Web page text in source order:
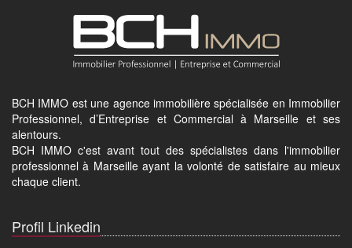
BCH IMMO est une agence immobilière spécialisée en Immobilier
Professionnel, d’Entreprise et Commercial à Marseille et ses
alentours.
BCH IMMO c'est avant tout des spécialistes dans l'immobilier
professionnel à Marseille ayant la volonté de satisfaire au mieux
chaque client.
Profil Linkedin